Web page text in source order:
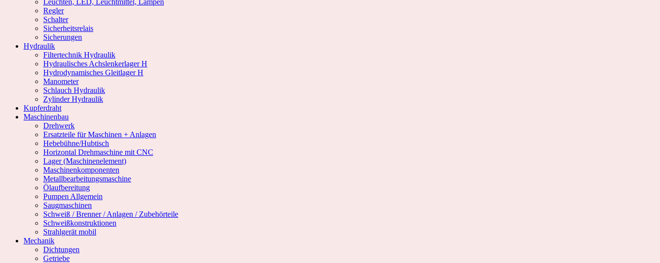
Leuchten, LED, Leuchtmittel, Lampen
Regler
Schalter
Sicherheitsrelais
Sicherungen
Hydraulik
Filtertechnik Hydraulik
Hydraulisches Achslenkerlager H
Hydrodynamisches Gleitlager H
Manometer
Schlauch Hydraulik
Zylinder Hydraulik
Kupferdraht
Maschinenbau
Drehwerk
Ersatzteile für Maschinen + Anlagen
Hebebühne/Hubtisch
Horizontal Drehmaschine mit CNC
Lager (Maschinenelement)
Maschinenkomponenten
Metallbearbeitungsmaschine
Ölaufbereitung
Pumpen Allgemein
Saugmaschinen
Schweiß / Brenner / Anlagen / Zubehörteile
Schweißkonstruktionen
Strahlgerät mobil
Mechanik
Dichtungen
Getriebe